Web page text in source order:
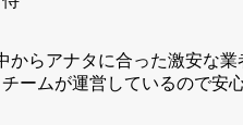
からアナタに合った激安な業
ームが運営しているので安